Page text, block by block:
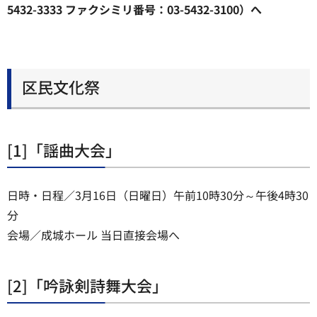
5432-3333 ファクシミリ番号：03-5432-3100）へ
区民文化祭
[1]「謡曲大会」
日時・日程／3月16日（日曜日）午前10時30分～午後4時30
分
会場／成城ホール 当日直接会場へ
[2]「吟詠剣詩舞大会」